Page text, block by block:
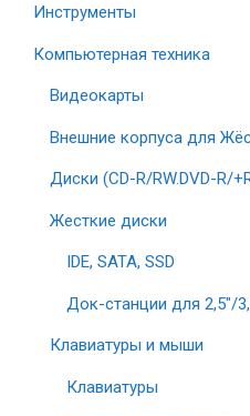
Инструменты
Компьютерная техника
Видеокарты
Внешние корпуса для
Диски (CD-R/RW.DVD-R/
Жесткие диски
IDE, SATA, SSD
Док-станции для 2,5″/
Клавиатуры и мыши
Клавиатуры